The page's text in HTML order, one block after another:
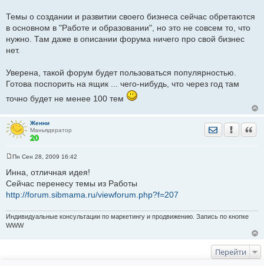
Темы о создании и развитии своего бизнеса сейчас обретаются
в основном в "Работе и образовании", но это не совсем то, что
нужно. Там даже в описании форума ничего про свой бизнес
нет.
Уверена, такой форум будет пользоваться популярностью.
Готова поспорить на ящик ... чего-нибудь, что через год там
точно будет не менее 100 тем
Женни
Маньядератор
Отправить
о
б
е
и
е
Пн Сен 28, 2009 16:42
Инна, отличная идея!
Сейчас перенесу темы из Работы
http://forum.sibmama.ru/viewforum.php?f=207
Индивидуальные консультации по маркетингу и продвижению. Запись по кнопке
WWW
Перейти